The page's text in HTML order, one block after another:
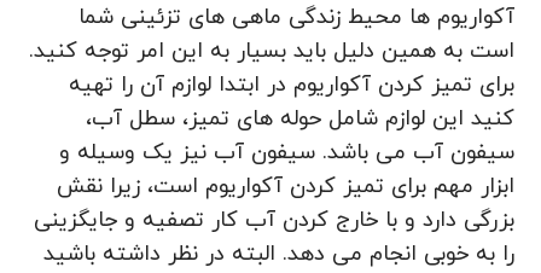
آکواریوم ها محیط زندگی ماهی های تزئینی شما
است به همین دلیل باید بسیار به این امر توجه کنید.
برای تمیز کردن آکواریوم در ابتدا لوازم آن را تهیه
کنید این لوازم شامل حوله های تمیز، سطل آب،
سیفون آب می باشد. سیفون آب نیز یک وسیله و
ابزار مهم برای تمیز کردن آکواریوم است، زیرا نقش
بزرگی دارد و با خارج کردن آب کار تصفیه و جایگزینی
را به خوبی انجام می دهد. البته در نظر داشته باشید